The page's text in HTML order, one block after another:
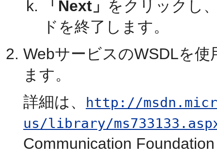
「Next」 をクリックし
ドを終了します。
WebサービスのWSDLを
ます。
詳細は、
http://
us/library/
Communication